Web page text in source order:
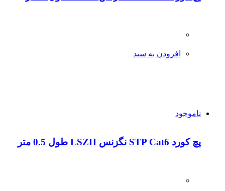
افزودن به سبد
ناموجود
پچ کورد STP Cat6 نگزنس LSZH طول 0.5 متر